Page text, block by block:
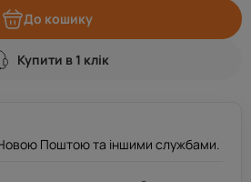
До кошику
Купити в 1 клік
Поштою та іншими службами.